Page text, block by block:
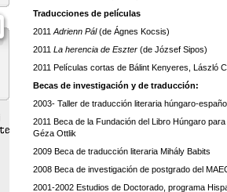
Traducciones de películas
2011 Adrienn Pál(de Ágnes Kocsis)
2011 La herencia de Eszter (de József Sipos)
2011 Películas cortas de Bálint Kenyeres, László
Becas de investigación y de traducción:
2003- Taller de traducción literaria húngaro-
2011 Beca de la Fundación del Libro Húngaro
Géza Ottlik
2009 Beca de traducción literaria Mihály Babits
2008 Beca de investigación de postgrado del
2001-2002 Estudios de Doctorado, programa